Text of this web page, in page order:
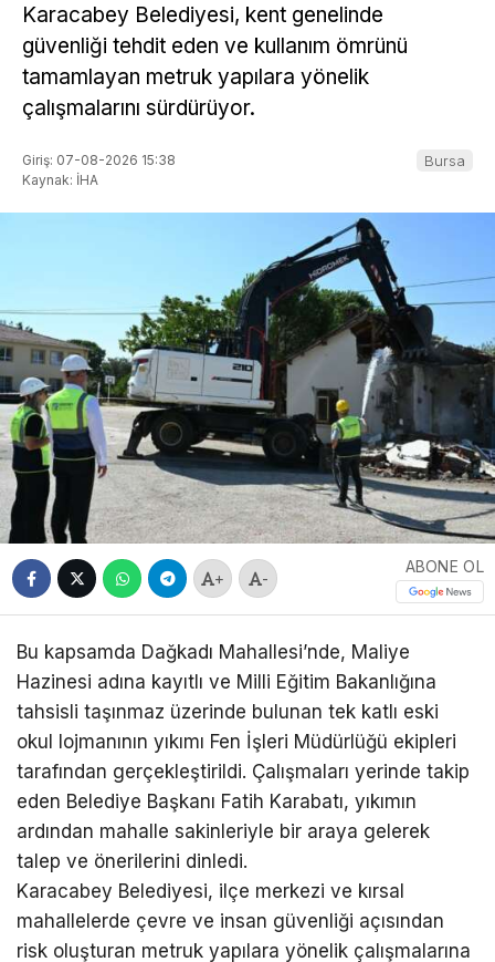
Karacabey Belediyesi, kent genelinde
güvenliği tehdit eden ve kullanım ömrünü
tamamlayan metruk yapılara yönelik
çalışmalarını sürdürüyor.
Giriş: 07-08-2026 15:38
Kaynak: İHA
Bursa
+ -
ABONE OL
Bu kapsamda Dağkadı Mahallesi’nde, Maliye
Hazinesi adına kayıtlı ve Milli Eğitim Bakanlığına
tahsisli taşınmaz üzerinde bulunan tek katlı eski
okul lojmanının yıkımı Fen İşleri Müdürlüğü ekipleri
tarafından gerçekleştirildi. Çalışmaları yerinde takip
eden Belediye Başkanı Fatih Karabatı, yıkımın
ardından mahalle sakinleriyle bir araya gelerek
talep ve önerilerini dinledi.
Karacabey Belediyesi, ilçe merkezi ve kırsal
mahallelerde çevre ve insan güvenliği açısından
risk oluşturan metruk yapılara yönelik çalışmalarına